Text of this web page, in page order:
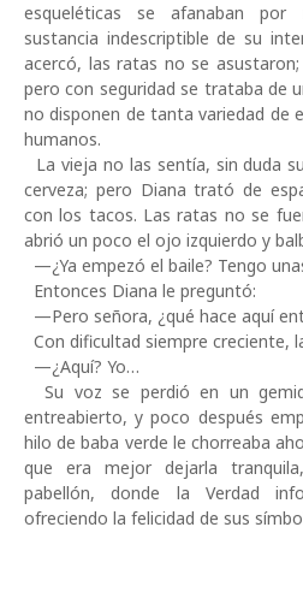
esqueléticas se afanaban
sustancia indescriptible de su
acercó, las ratas no se
pero con seguridad se trataba de
no disponen de tanta variedad de
humanos.
La vieja no las sentía, sin duda
cerveza; pero Diana trató de
con los tacos. Las ratas no se
abrió un poco el ojo izquierdo y
—¿Ya empezó el baile? Tengo
Entonces Diana le preguntó:
—Pero señora, ¿qué hace aquí
Con dificultad siempre creciente,
—¿Aquí? Yo…
Su voz se perdió en un
entreabierto, y poco después
hilo de baba verde le chorreaba
que era mejor dejarla
pabellón, donde la Verdad
ofreciendo la felicidad de sus